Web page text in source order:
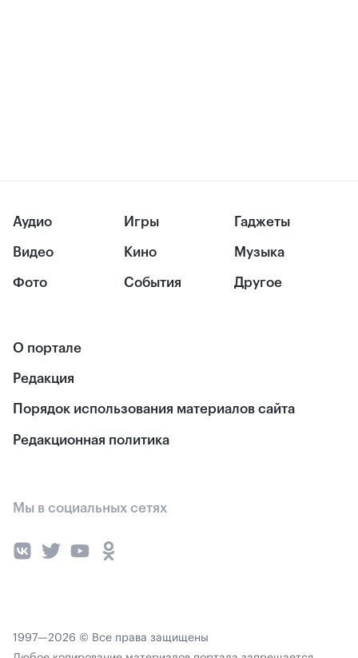
Аудио
Видео
Фото
Игры
Кино
События
Гаджеты
Музыка
Другое
О портале
Редакция
Порядок использования материалов сайта
Редакционная политика
Мы в социальных сетях
1997—2026 © Все права защищены